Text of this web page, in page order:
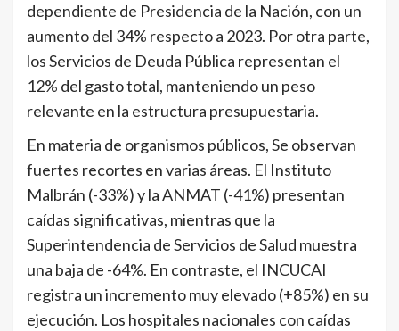
dependiente de Presidencia de la Nación, con un
aumento del 34% respecto a 2023. Por otra parte,
los Servicios de Deuda Pública representan el
12% del gasto total, manteniendo un peso
relevante en la estructura presupuestaria.
En materia de organismos públicos, Se observan
fuertes recortes en varias áreas. El Instituto
Malbrán (-33%) y la ANMAT (-41%) presentan
caídas significativas, mientras que la
Superintendencia de Servicios de Salud muestra
una baja de -64%. En contraste, el INCUCAI
registra un incremento muy elevado (+85%) en su
ejecución. Los hospitales nacionales con caídas